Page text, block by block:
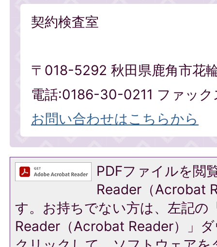
契約検査室
〒018-5292 秋田県鹿角市花
電話:0186-30-0211 ファッ
お問い合わせはこちらから
PDFファイルを閲
Reader（Acrobat
す。お持ちでない方は、左記の
Reader（Acrobat Reader）」